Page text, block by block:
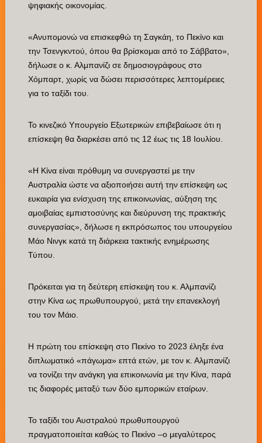
ψηφιακής οικονομίας.
«Ανυπομονώ να επισκεφθώ τη Σαγκάη, το Πεκίνο και
την Τσενγκντού, όπου θα βρίσκομαι από το Σάββατο»,
δήλωσε ο κ. Αλμπανίζι σε δημοσιογράφους στο
Χόμπαρτ, χωρίς να δώσει περισσότερες λεπτομέρειες
για το ταξίδι του.
Το κινεζικό Υπουργείο Εξωτερικών επιβεβαίωσε ότι η
επίσκεψη θα διαρκέσει από τις 12 έως τις 18 Ιουλίου.
«Η Κίνα είναι πρόθυμη να συνεργαστεί με την
Αυστραλία ώστε να αξιοποιήσει αυτή την επίσκεψη ως
ευκαιρία για ενίσχυση της επικοινωνίας, αύξηση της
αμοιβαίας εμπιστοσύνης και διεύρυνση της πρακτικής
συνεργασίας», δήλωσε η εκπρόσωπος του υπουργείου
Μάο Νινγκ κατά τη διάρκεια τακτικής ενημέρωσης
Τύπου.
Πρόκειται για τη δεύτερη επίσκεψη του κ. Αλμπανίζι
στην Κίνα ως πρωθυπουργού, μετά την επανεκλογή
του τον Μάιο.
Η πρώτη του επίσκεψη στο Πεκίνο το 2023 έληξε ένα
διπλωματικό «πάγωμα» επτά ετών, με τον κ. Αλμπανίζι
να τονίζει την ανάγκη για επικοινωνία με την Κίνα, παρά
τις διαφορές μεταξύ των δύο εμπορικών εταίρων.
Το ταξίδι του Αυστραλού πρωθυπουργού
πραγματοποιείται καθώς το Πεκίνο –ο μεγαλύτερος